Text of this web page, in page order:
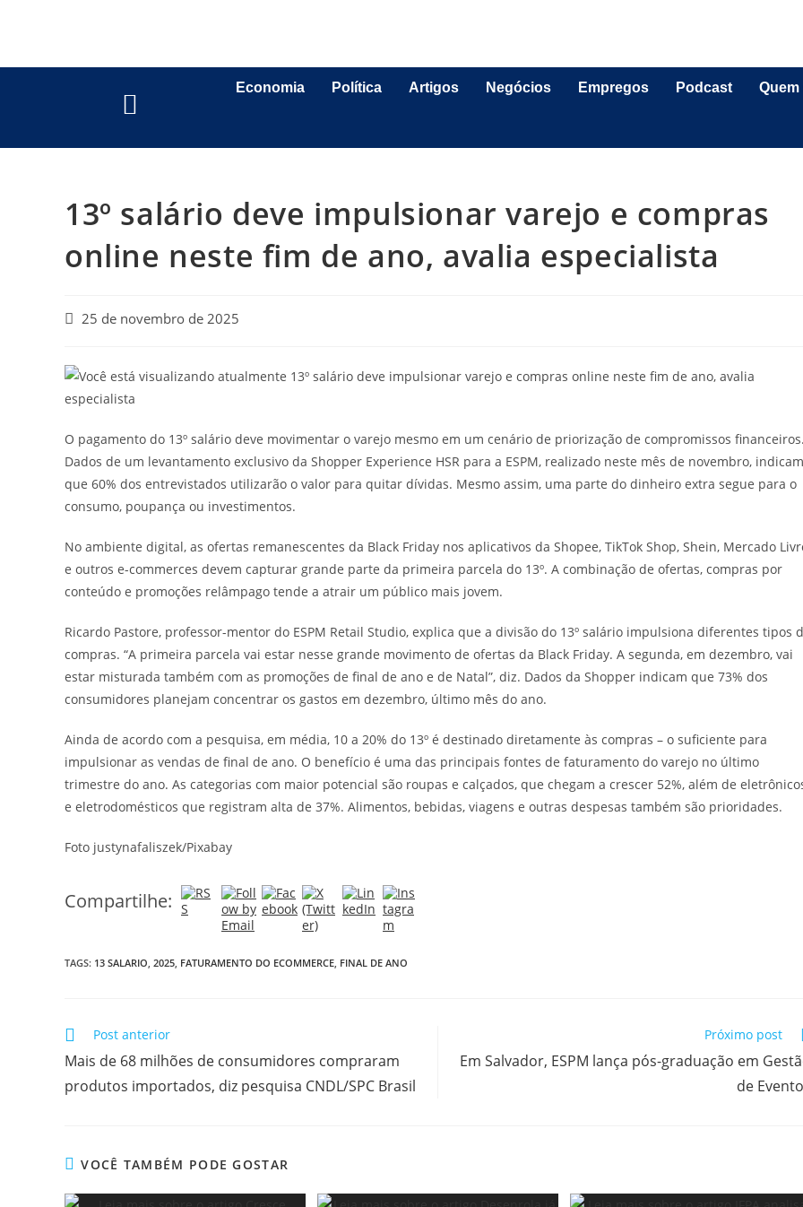
Economia Política Artigos Negócios Empregos Podcast
13º salário deve impulsionar varejo e compras
online neste fim de ano, avalia especialista
25 de novembro de 2025
O pagamento do 13º salário deve movimentar o varejo mesmo em um cenário de priorização de compromissos financeiros.
Dados de um levantamento exclusivo da Shopper Experience HSR para a ESPM, realizado neste mês de novembro, indicam
que 60% dos entrevistados utilizarão o valor para quitar dívidas. Mesmo assim, uma parte do dinheiro extra segue para o
consumo, poupança ou investimentos.
No ambiente digital, as ofertas remanescentes da Black Friday nos aplicativos da Shopee, TikTok Shop, Shein, Mercado
e outros e-commerces devem capturar grande parte da primeira parcela do 13º. A combinação de ofertas, compras por
conteúdo e promoções relâmpago tende a atrair um público mais jovem.
Ricardo Pastore, professor-mentor do ESPM Retail Studio, explica que a divisão do 13º salário impulsiona diferentes tipos
compras. “A primeira parcela vai estar nesse grande movimento de ofertas da Black Friday. A segunda, em dezembro, vai
estar misturada também com as promoções de final de ano e de Natal”, diz. Dados da Shopper indicam que 73% dos
consumidores planejam concentrar os gastos em dezembro, último mês do ano.
Ainda de acordo com a pesquisa, em média, 10 a 20% do 13º é destinado diretamente às compras – o suficiente para
impulsionar as vendas de final de ano. O benefício é uma das principais fontes de faturamento do varejo no último
trimestre do ano. As categorias com maior potencial são roupas e calçados, que chegam a crescer 52%, além de
e eletrodomésticos que registram alta de 37%. Alimentos, bebidas, viagens e outras despesas também são prioridades.
Foto justynafaliszek/Pixabay
Compartilhe:
TAGS: 13 SALARIO, 2025, FATURAMENTO DO ECOMMERCE, FINAL DE ANO
Post anterior
Mais de 68 milhões de consumidores compraram
produtos importados, diz pesquisa CNDL/SPC Brasil
Próximo post
Em Salvador, ESPM lança pós-graduação em
de
VOCÊ TAMBÉM PODE GOSTAR